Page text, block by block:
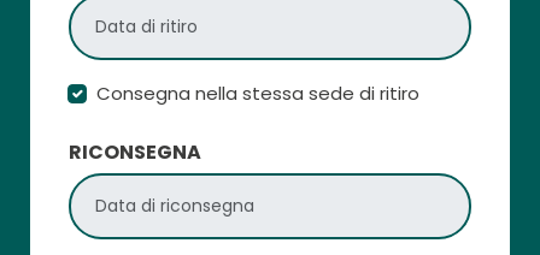
Consegna nella stessa sede di ritiro
RICONSEGNA